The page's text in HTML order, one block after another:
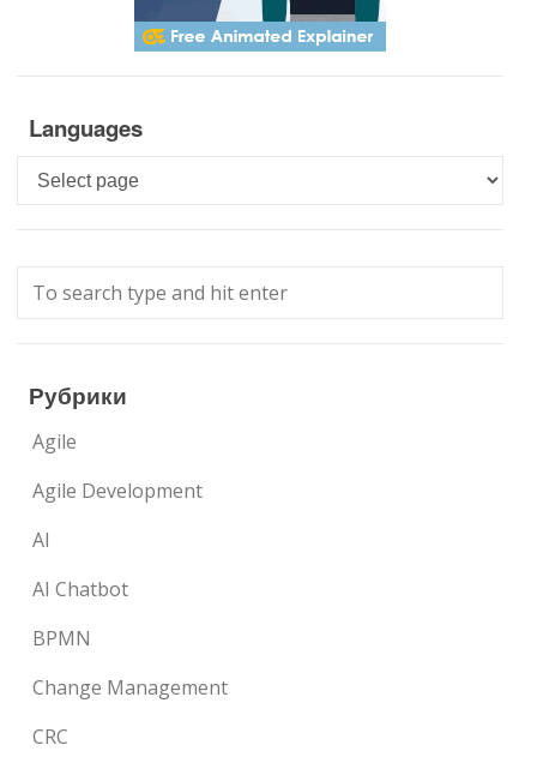
Languages
Languages
Рубрики
Agile
Agile Development
AI
AI Chatbot
BPMN
Change Management
CRC